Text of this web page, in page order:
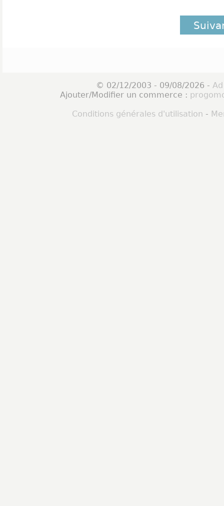
© 02/12/2003 - 09/08/2026 -
Ajouter/Modifier un commerce :
Conditions générales d'utilisation -